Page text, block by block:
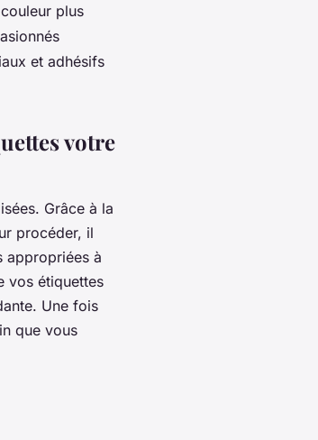
plus
et adhésifs
votre
Grâce à la
procéder, il
appropriées à
vos étiquettes
Une fois
que vous